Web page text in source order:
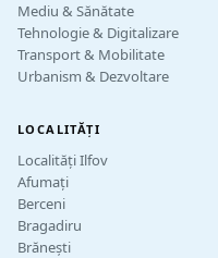
Mediu & Sănătate
Tehnologie & Digitalizare
Transport & Mobilitate
Urbanism & Dezvoltare
LOCALITĂȚI
Localități Ilfov
Afumați
Berceni
Bragadiru
Brănești